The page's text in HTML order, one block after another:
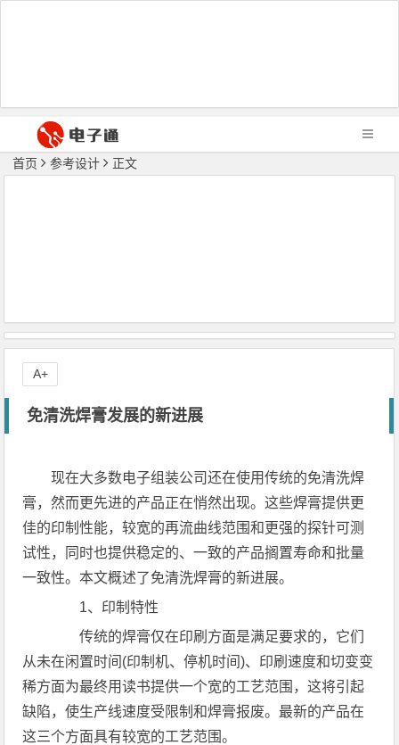
首页 参考设计 正文
免清洗焊膏发展的新进展
现在大多数电子组装公司还在使用传统的免清洗焊
膏，然而更先进的产品正在悄然出现。这些焊膏提供更
佳的印制性能，较宽的再流曲线范围和更强的探针可测
试性，同时也提供稳定的、一致的产品搁置寿命和批量
一致性。本文概述了免清洗焊膏的新进展。
1、印制特性
传统的焊膏仅在印刷方面是满足要求的，它们
从未在闲置时间(印制机、停机时间)、印刷速度和切变变
稀方面为最终用读书提供一个宽的工艺范围，这将引起
缺陷，使生产线速度受限制和焊膏报废。最新的产品在
这三个方面具有较宽的工艺范围。
A+